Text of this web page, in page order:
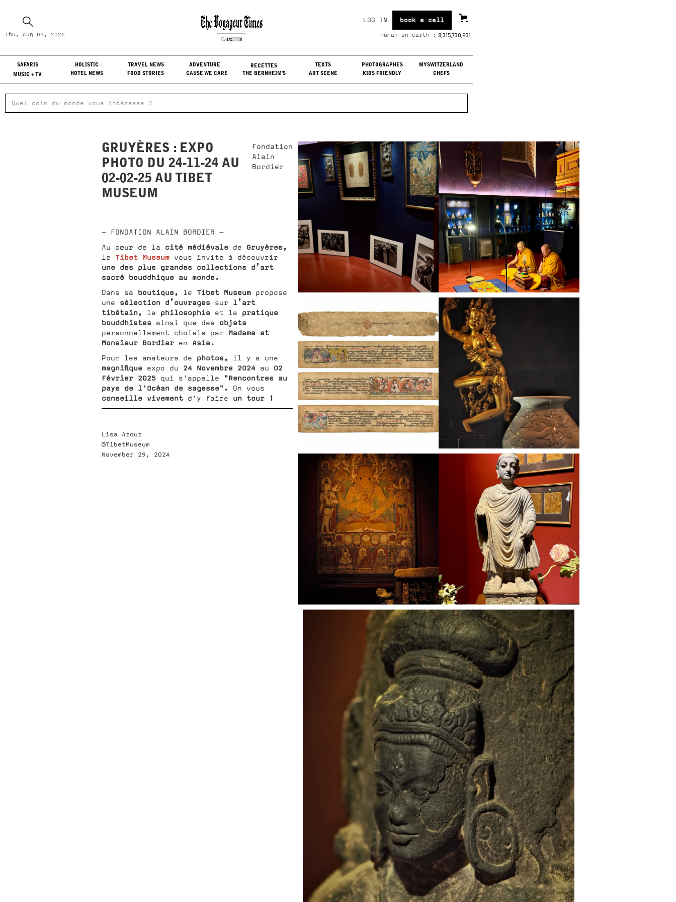
Thu, Aug 06, 2026
LOG IN book a call
human on earth : 8,315,730,233
SAFARIS HOLISTIC TRAVEL NEWS ADVENTURE RECETTES TEXTS PHOTOGRAPHES
MYSWITZERLAND
MUSIC + TV
HOTEL NEWS FOOD STORIES CAUSE WE CARE THE BERNHEIM'S ART SCENE KIDS FRIENDLY CHEFS
Thu, Aug 06, 2026
LOG IN
GRUYÈRES : EXPO
PHOTO DU 24-11-24 AU
02-02-25 AU TIBET
MUSEUM
Fondation
Alain
Bordier
- FONDATION ALAIN BORDIER -
Au cœur de la cité médiévale de Gruyères,
le Tibet Museum vous invite à découvrir
une des plus grandes collections d’art
sacré bouddhique au monde.
Dans sa boutique, le Tibet Museum
propose
une
sélection d’ouvrages sur l’art
tibétain,
la philosophie et la pratique
bouddhistes ainsi que des objets
personnellement choisis par Madame et
Monsieur Bordier en Asie.
Pour les amateurs de photos, il y a une
magnifique expo du 24 Novembre 2024 au 02
Février 2025 qui s'appelle
"Rencontres au
pays de l'Océan de sagesse".
On vous
conseille vivement d'y faire un tour !
Lisa Azouz
©TibetMuseum
November 29, 2024